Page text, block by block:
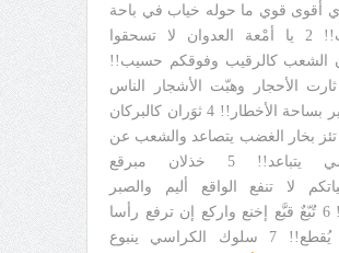
أقوى قوي ما حوله خياب في باحة
الخراب!! 2 يا أمْعة العدوان لا تسحقوا
الشعب كالرقيب وفوقكم حسيب!!
ثارت الأحجار وهبّت الأشجار الناس
كالسجير بساحة الأخطار!! 4 ثوَران كالبركان
تئز بخار الغضب يتصاعد والشعب عن
الكراسي يتباعد!! 5 خذلان مبرقع
لا تنفع الواقع أليم والصبر
جحيم!! 6 تُبّعٌ قبَّع إخنع واركع إن ترفع رأسا
بسيفٍ يُقطع!! 7 سلوك الكراسي ينبوع